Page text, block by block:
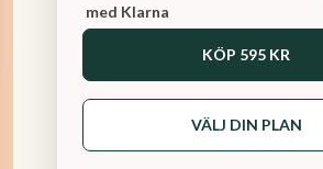
med Klarna
KÖP 595 KR
VÄLJ DIN PLAN